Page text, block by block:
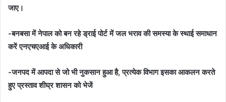
जाए।
-बनबसा में नेपाल को बन रहे ड्राई पोर्ट में जल भराव की समस्या के स्थाई समाधान
करें एनएचएआई के अधिकारी
-जनपद में आपदा से जो भी नुकसान हुआ है, प्रत्येक विभाग इसका आकलन करते
हुए प्रस्ताव शीघ्र शासन को भेजें